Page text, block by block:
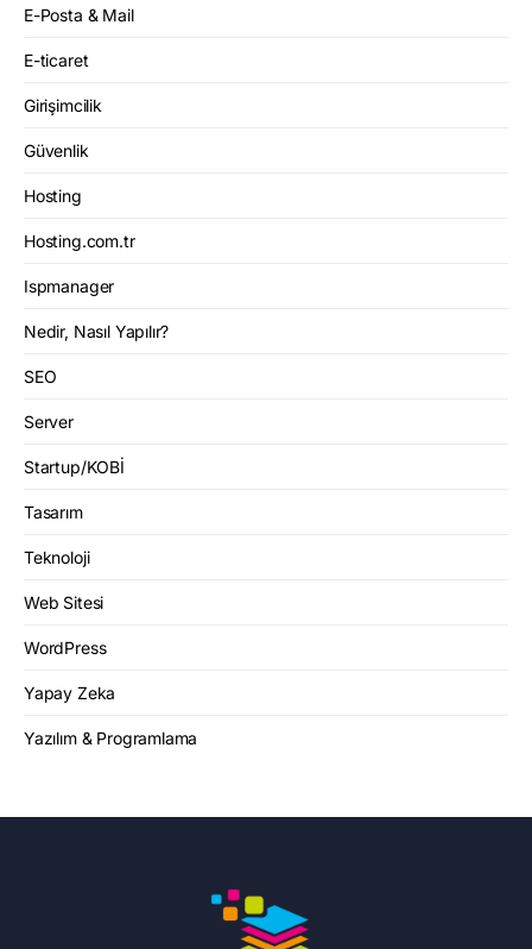
E-Posta & Mail
E-ticaret
Girişimcilik
Güvenlik
Hosting
Hosting.com.tr
Ispmanager
Nedir, Nasıl Yapılır?
SEO
Server
Startup/KOBİ
Tasarım
Teknoloji
Web Sitesi
WordPress
Yapay Zeka
Yazılım & Programlama